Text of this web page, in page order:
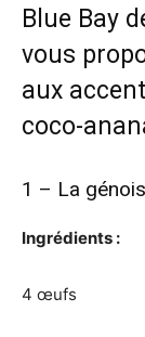
Blue Bay
vous
aux
coco-
1 – La
Ingrédients :
4 œufs